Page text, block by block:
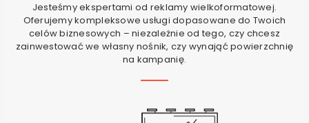
Jesteśmy ekspertami od reklamy wielkoformatowej.
Oferujemy kompleksowe usługi dopasowane do Twoich
celów biznesowych – niezależnie od tego, czy chcesz
zainwestować we własny nośnik, czy wynająć powierzchnię
na kampanię.